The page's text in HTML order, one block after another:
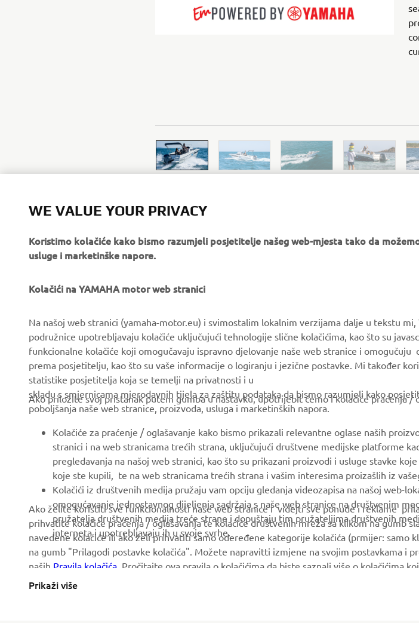
PACIFIC CRAFT
CORPORATE
About us
News
Brochures
Working at Yamaha
Become a Dealer
Politika Ljudskih Prava
Osnovna Politika
Održivosti
Whistleblower Channel
FOR BUSINESS
eBike systems
Authorities & Police
First responders
Driving schools
Robotics
Partnerships
Technical information for
independent dealers
Yamalube Safety Data
MORE YAMAHA
Yamaha Music
Yamaha Motor Global
Mobile Apps
WE VALUE YOUR PRIVACY
Koristimo kolačiće kako bismo razumjeli posjetitelje našeg web-mjesta tako da
usluge i marketinške napore.
Kolačići na YAMAHA motor web stranici
Na našoj web stranici (yamaha-motor.eu) i svimostalim lokalnim verzijama dalje u tekstu
podružnice upotrebljavaju kolačiće uključujući tehnologije slične kolačićima, kao što su
funkcionalne kolačiće koji omogučavaju ispravno djelovanje naše web stranice i
prema posjetitelju, kao što su vaše informacije o logiranju i jezične postavke. Mi također
statistike posjetitelja koja se temelji na privatnosti i u
skladu s smjernicama mjerodavnih tijela za zaštitu podataka da bismo razumjeli kako
poboljšanja naše web stranice, proizvoda, usluga i marketinških napora.
Ako priložite svoj pristanak putem gumba u nastavku, upotrijebit ćemo i kolačiće praćenja /
Kolačiće za praćenje / oglašavanje kako bismo prikazali relevantne oglase naših
stranici i na web stranicama trećih strana, uključujući društvene medijske platforme
pregledavanja na našoj web stranici, kao što su prikazani proizvodi i usluge stavke
koje ste kupili, te na web stranicama trećih strana i vašim interesima proizašlih iz
Kolačići iz društvenih medija pružaju vam opciju gledanja videozapisa na našoj web-
omogućavanje jednostavnog dijeljenja sadržaja s naše web stranice na društvenim
pružatelja društvenih medija treće strane i dopuštaju tim pružateljima društvenih
interneta i upotrebljavaju ih u svoje svrhe.
Ako želite koristiti sve funkcionalnosti naše web stranice i videjti sve ponude i reklame
prihvatite kolačiće praćenja / oglašavanja te kolačiće društvenih mreža sa klikom na gumb
navedene kolačiće ili ako želi prihvatiti samo odeređene kategorije kolačića (prmijer: samo
na gumb "Prilagodi postavke kolačića". Možete napravitti izmjene na svojim postavkama i
naših Pravila kolačića . Pročitajte ova pravila o kolačićima da biste saznali više o kolačićima
Prikaži više